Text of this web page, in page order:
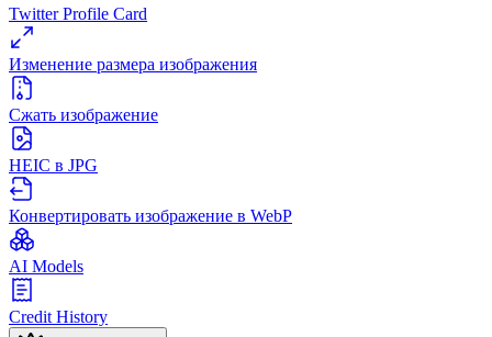
Twitter Profile Card
Изменение размера изображения
Сжать изображение
HEIC в JPG
Конвертировать изображение в WebP
AI Models
Credit History